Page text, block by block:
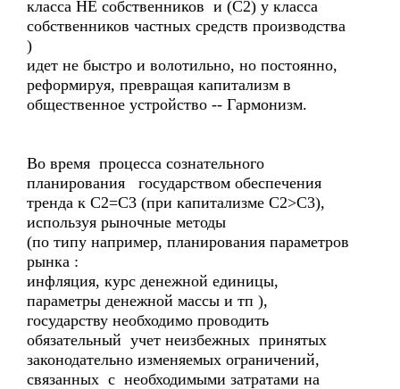
класса НЕ собственников и (С2) у класса
собственников частных средств производства
)
идет не быстро и волотильно, но постоянно,
реформируя, превращая капитализм в
общественное устройство -- Гармонизм.
Во время процесса сознательного
планирования государством обеспечения
тренда к С2=С3 (при капитализме С2>С3),
используя рыночные методы
(по типу например, планирования параметров
рынка :
инфляция, курс денежной единицы,
параметры денежной массы и тп ),
государству необходимо проводить
обязательный учет неизбежных принятых
законодательно изменяемых ограничений,
связанных с необходимыми затратами на